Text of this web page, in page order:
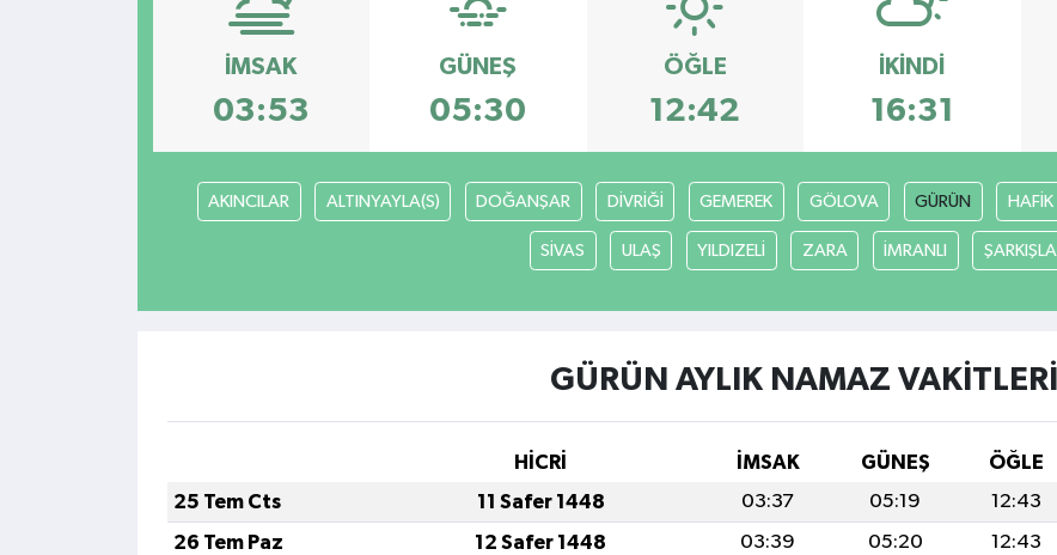
İMSAK
03:53
GÜNEŞ
05:30
ÖĞLE
12:42
İKINDI
16:31
AKINCILAR ALTINYAYLA(S) DOĞANŞAR DİVRİĞİ GEMEREK GÖLOVA GÜRÜN HAFİK
SİVAS ULAŞ YILDIZELİ ZARA İMRANLI ŞARKIŞLA
GÜRÜN AYLIK NAMAZ VAKITLERI
HİCRİ İMSAK GÜNEŞ ÖĞLE
25 Tem Cts
11 Safer 1448 03:37 05:19 12:43
26 Tem Paz
12 Safer 1448 03:39 05:20 12:43